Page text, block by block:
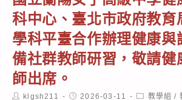
科中心、臺北市政府教育
學科平臺合作辦理健康與
備社群教師研習，敬請健
師出席。
Postklgsh211
Post2026-03-11
Post教學組 /